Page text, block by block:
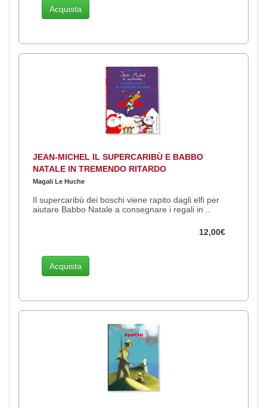
Acquista
JEAN-MICHEL IL SUPERCARIBÙ E BABBO
NATALE IN TREMENDO RITARDO
Magali Le Huche
Il supercaribù dei boschi viene rapito dagli elfi per
aiutare Babbo Natale a consegnare i regali in ..
12,00€
Acquista